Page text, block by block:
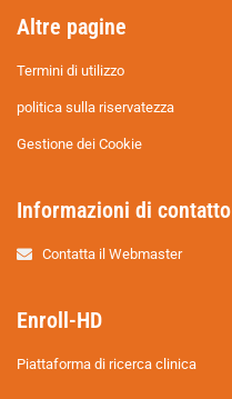
Altre pagine
Termini di utilizzo
politica sulla riservatezza
Gestione dei Cookie
Informazioni di contatto
Contatta il Webmaster
Enroll-HD
Piattaforma di ricerca clinica